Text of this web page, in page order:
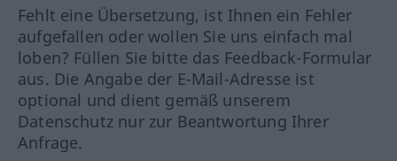
Fehlt eine Übersetzung, ist Ihnen ein Fehler
aufgefallen oder wollen Sie uns einfach mal
loben? Füllen Sie bitte das Feedback-Formular
aus. Die Angabe der E-Mail-Adresse ist
optional und dient gemäß unserem
Datenschutz nur zur Beantwortung Ihrer
Anfrage.